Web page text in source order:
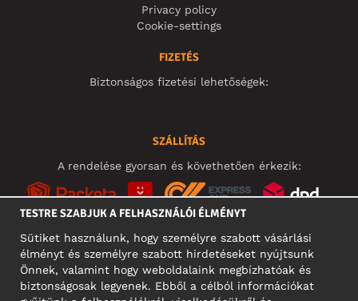
Privacy policy
Cookie-settings
FIZETÉS
Biztonságos fizetési lehetőségek:
SZÁLLÍTÁS
A rendelése gyorsan és követhetően érkezik:
KÖZÖSSÉGI MÉDIA
TESTRE SZABJUK A FELHASZNÁLÓI ÉLMÉNYT
Sütiket használunk, hogy személyre szabott vásárlási
élményt és személyre szabott hirdetéseket nyújtsunk
Önnek, valamint hogy weboldalaink megbízhatóak és
biztonságosak legyenek. Ebből a célból információkat